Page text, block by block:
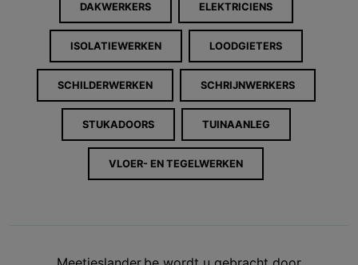
DAKWERKERS ELEKTRICIENS
ISOLATIEWERKEN LOODGIETERS
SCHILDERWERKEN SCHRIJNWERKERS
STUKADOORS TUINAANLEG
VLOER- EN TEGELWERKEN